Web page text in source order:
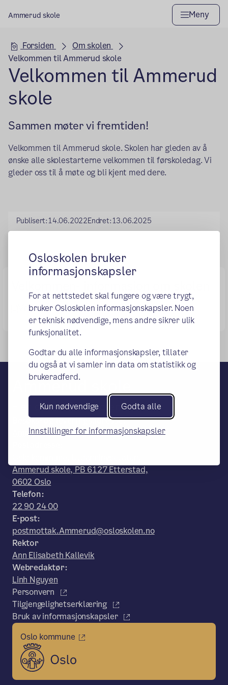
Osloskolen bruker
informasjonskapsler
For at nettstedet skal fungere og være trygt,
bruker Osloskolen informasjonskapsler. Noen
er teknisk nødvendige, mens andre sikrer ulik
funksjonalitet.
Godtar du alle informasjonskapsler, tillater
du også at vi samler inn data om statistikk og
brukeradferd.
Kun nødvendige Godta alle
Innstillinger for informasjonskapsler
Ammerud skole Meny
Hovedseksjon
Forsiden
Om skolen
Velkommen til Ammerud skole
Velkommen til Ammerud
skole
Sammen møter vi fremtiden!
Velkommen til Ammerud skole. Skolen har gleden av å
ønske alle skolestarterne velkommen til førskoledag. Vi
gleder oss til å møte og bli kjent med dere.
Publisert:14.06.2022Endret:13.06.2025
Velkommen til Ammerud skole-.pdf
Ammerud skole
– en del av Osloskolen
Besøks- og leveringsadresse:
Ammerudveien 49, 0958 Oslo
Ammerud skole, PB 6127 Etterstad,
0602 Oslo
Telefon:
22 90 24 00
E-post:
postmottak.Ammerud@osloskolen.no
Rektor
Ann Elisabeth Kallevik
Webredaktør:
Linh Nguyen
Personvern
Tilgjengelighetserklæring
Bruk av informasjonskapsler
Oslo kommune